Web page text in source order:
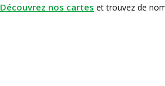
Découvrez nos cartes et trouvez de